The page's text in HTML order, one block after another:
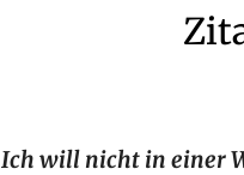
Ich will nicht in einer